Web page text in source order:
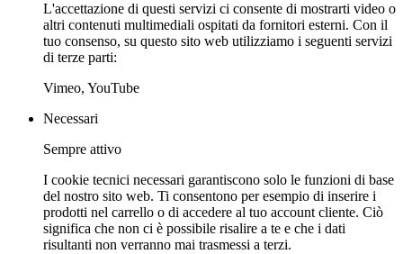
L'accettazione di questi servizi ci consente di mostrarti video o
altri contenuti multimediali ospitati da fornitori esterni. Con il
tuo consenso, su questo sito web utilizziamo i seguenti servizi
di terze parti:
Vimeo, YouTube
Necessari
Sempre attivo
I cookie tecnici necessari garantiscono solo le funzioni di base
del nostro sito web. Ti consentono per esempio di inserire i
prodotti nel carrello o di accedere al tuo account cliente. Ciò
significa che non ci è possibile risalire a te e che i dati
risultanti non verranno mai trasmessi a terzi.